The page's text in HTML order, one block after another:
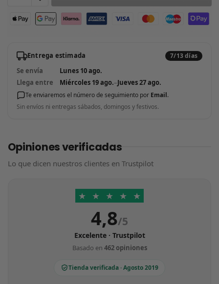
Entrega estimada 7/13 días
Se envía
Lunes 10 ago.
Llega entre
Miércoles 19 ago.–Jueves 27 ago.
Te enviaremos el número de seguimiento por Email.
Sin envíos ni entregas sábados, domingos y festivos.
Opiniones verificadas
Lo que dicen nuestros clientes en Trustpilot
★ ★ ★ ★ ★
4,8/5
Excelente · Trustpilot
Basado en 462 opiniones
Tienda verificada · Agosto 2019